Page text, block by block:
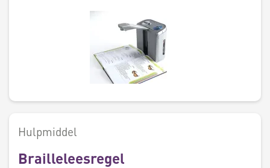
Hulpmiddel
Brailleleesregel